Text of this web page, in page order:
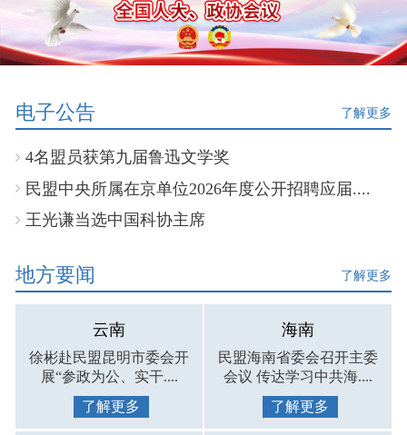
电子公告 了解更多
4名盟员获第九届鲁迅文学奖
民盟中央所属在京单位2026年度公开招聘应届....
王光谦当选中国科协主席
地方要闻 了解更多
云南
徐彬赴民盟昆明市委会开
展“参政为公、实干....
了解更多
海南
民盟海南省委会召开主委
会议 传达学习中共海....
了解更多